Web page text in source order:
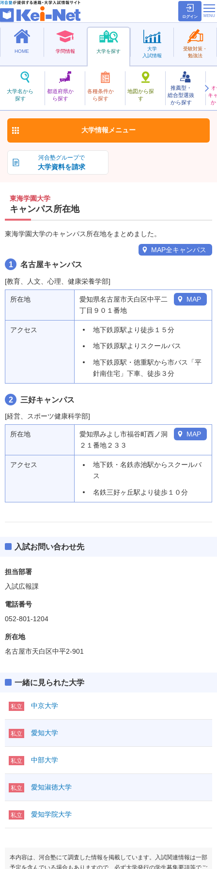
ログイン
HOME 学問情報 大学を探す
大学名から
探す
都道府県か
ら探す
各種条件か
ら探す
地図から探
す
推薦型・
総合型選抜
から探す
キ
か
大学
入試情報
受験対策・
勉強法
私立
とうかいがくえん
東海学園大学 お気に入り
河合塾グループで
大学資料を請求
大学情報 メニュー
東海学園大学
キャンパス所在地
東海学園大学のキャンパス所在地をまとめました。
MAP全キャンパス
1 名古屋キャンパス
[教育、人文、心理、健康栄養学部]
所在地
愛知県名古屋市天白区中平二
丁目９０１番地
MAP
アクセス 地下鉄原駅より徒歩１５分
地下鉄原駅よりスクールバス
地下鉄原駅・徳重駅から市バス「平
針南住宅」下車、徒歩３分
2 三好キャンパス
[経営、スポーツ健康科学部]
所在地
愛知県みよし市福谷町西ノ洞
２１番地２３３
MAP
アクセス
地下鉄・名鉄赤池駅からスクールバ
ス
名鉄三好ヶ丘駅より徒歩１０分
入試お問い合わせ先
担当部署
入試広報課
電話番号
052-801-1204
所在地
名古屋市天白区中平2-901
一緒に見られた大学
私立 中京大学
私立 愛知大学
私立 中部大学
私立 愛知淑徳大学
私立 愛知学院大学
本内容は、河合塾にて調査した情報を掲載しています。入試関連情報は一部
予定を含んでいる場合もありますので、必ず大学発行の学生募集要項等でご